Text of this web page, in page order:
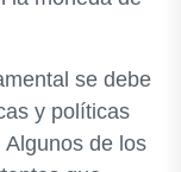
se debe
y políticas
de los